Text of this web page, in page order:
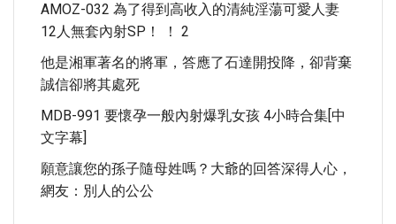
AMOZ-032 為了得到高收入的清純淫蕩可愛人妻
12人無套內射SP！ ！ 2
他是湘軍著名的將軍，答應了石達開投降，卻背棄
誠信卻將其處死
MDB-991 要懷孕一般內射爆乳女孩 4小時合集[中
文字幕]
願意讓您的孫子隨母姓嗎？大爺的回答深得人心，
網友：別人的公公